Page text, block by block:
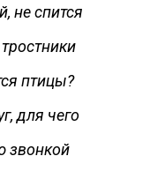
не спится
птицы?
для чего
звонкой